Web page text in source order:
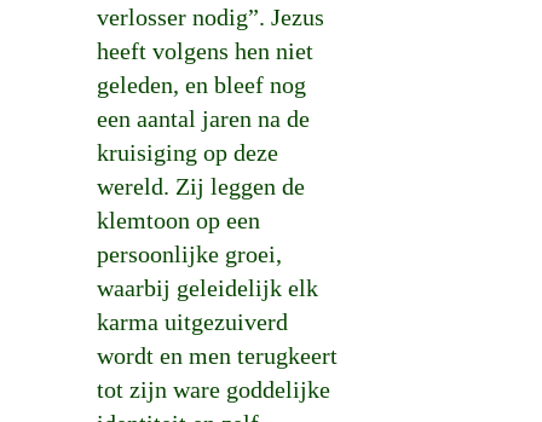
verlosser nodig”. Jezus
heeft volgens hen niet
geleden, en bleef nog
een aantal jaren na de
kruisiging op deze
wereld. Zij leggen de
klemtoon op een
persoonlijke groei,
waarbij geleidelijk elk
karma uitgezuiverd
wordt en men terugkeert
tot zijn ware goddelijke